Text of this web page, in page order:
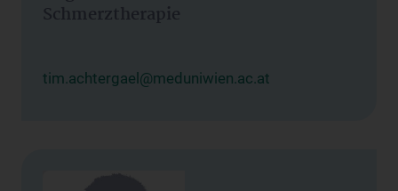
Schmerztherapie
tim.achtergael@meduniwien.ac.at